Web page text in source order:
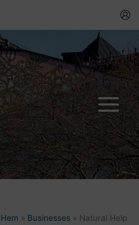
Hem Businesses Natural Help